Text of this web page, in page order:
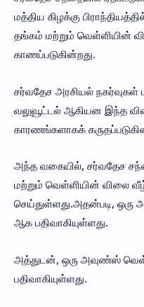
மத்திய கிழக்கு
தங்கம் மற்றும் வெள்ளியின்
காணப்படுகின்றது.
சர்வதேச அரசியல்
வலுவூட்டல் ஆகியன இந்த
காரணங்களாகக்
அந்த வகையில், சர்வதேச
மற்றும் வெள்ளியின் விலை
செய்துள்ளது.அதன்படி,
ஆக பதிவாகியுள்ளது.
அத்துடன், ஒரு அவுண்ஸ்
பதிவாகியுள்ளது.